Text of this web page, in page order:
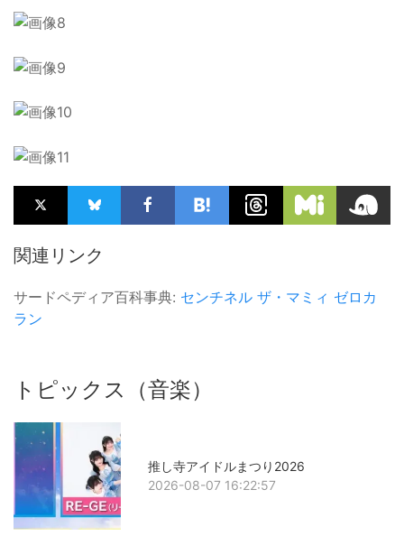
関連リンク
サードペディア百科事典: センチネル ザ・マミィ ゼロカ
ラン
トピックス（音楽）
推し寺アイドルまつり2026
2026-08-07 16:22:57